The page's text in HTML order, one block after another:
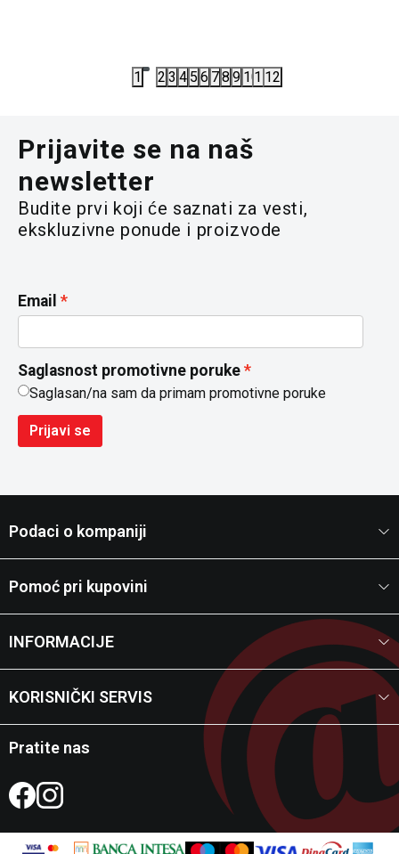
1 2 3 4 5 6 78 9 101112
Prijavite se na naš
newsletter
Budite prvi koji će saznati za vesti,
ekskluzivne ponude i proizvode
Email
Saglasnost promotivne poruke
Saglasan/na sam da primam promotivne poruke
Prijavi se
Podaci o kompaniji
Pomoć pri kupovini
INFORMACIJE
KORISNIČKI SERVIS
Pratite nas